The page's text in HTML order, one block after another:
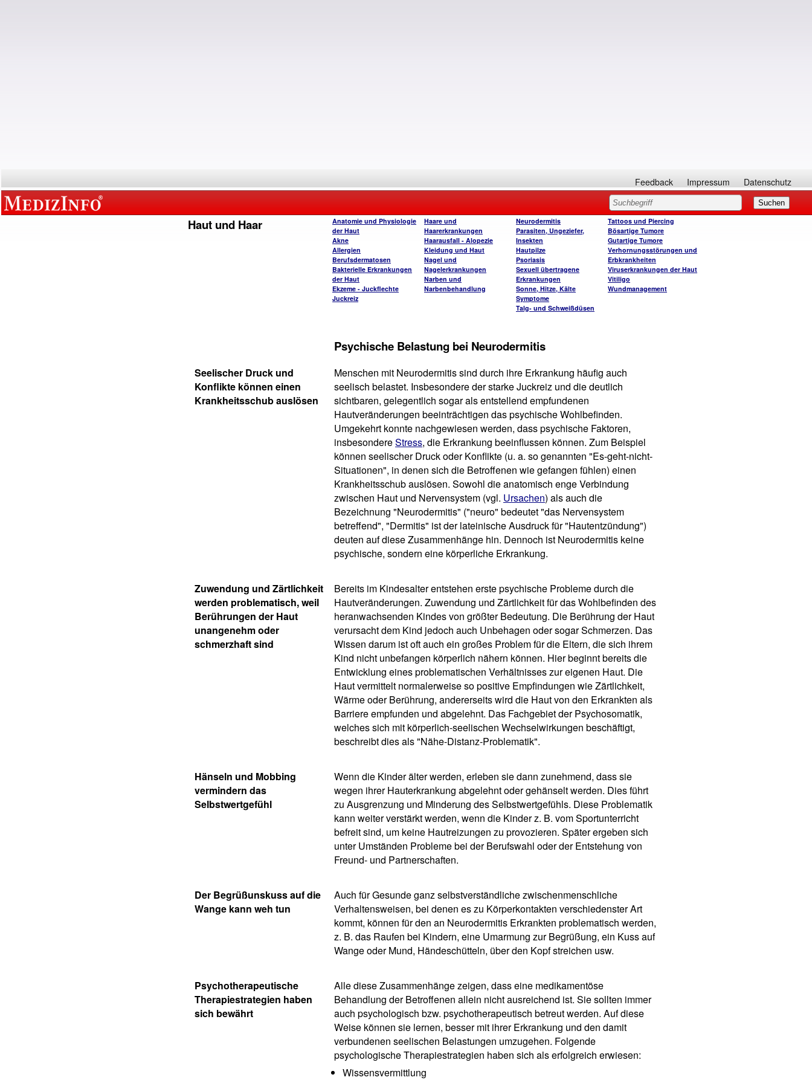
Feedback Impressum Datenschutz
Haut und Haar
Anatomie und Physiologie
der Haut
Akne
Allergien
Berufsdermatosen
Bakterielle Erkrankungen
der Haut
Ekzeme - Juckflechte
Juckreiz
Haare und
Haarerkrankungen
Haarausfall - Alopezie
Kleidung und Haut
Nagel und
Nagelerkrankungen
Narben und
Narbenbehandlung
Neurodermitis
Parasiten, Ungeziefer,
Insekten
Hautpilze
Psoriasis
Sexuell übertragene
Erkrankungen
Sonne, Hitze, Kälte
Symptome
Talg- und Schweißdüsen
Tattoos und Piercing
Bösartige Tumore
Gutartige Tumore
Verhornungsstörungen und
Erbkrankheiten
Viruserkrankungen der Haut
Vitiligo
Wundmanagement
Psychische Belastung bei Neurodermitis
Seelischer Druck und
Konflikte können einen
Krankheitsschub auslösen
Menschen mit Neurodermitis sind durch ihre Erkrankung häufig auch
seelisch belastet. Insbesondere der starke Juckreiz und die deutlich
sichtbaren, gelegentlich sogar als entstellend empfundenen
Hautveränderungen beeinträchtigen das psychische Wohlbefinden.
Umgekehrt konnte nachgewiesen werden, dass psychische Faktoren,
insbesondereStress, die Erkrankung beeinflussen können. Zum Beispiel
können seelischer Druck oder Konflikte (u. a. so genannten "Es-geht-nicht-
Situationen", in denen sich die Betroffenen wie gefangen fühlen) einen
Krankheitsschub auslösen. Sowohl die anatomisch enge Verbindung
zwischen Haut und Nervensystem (vgl. Ursachen) als auch die
Bezeichnung "Neurodermitis" ("neuro" bedeutet "das Nervensystem
betreffend", "Dermitis" ist der lateinische Ausdruck für "Hautentzündung")
deuten auf diese Zusammenhänge hin. Dennoch ist Neurodermitis keine
psychische, sondern eine körperliche Erkrankung.
Zuwendung und Zärtlichkeit
werden problematisch, weil
Berührungen der Haut
unangenehm oder
schmerzhaft sind
Bereits im Kindesalter entstehen erste psychische Probleme durch die
Hautveränderungen. Zuwendung und Zärtlichkeit für das Wohlbefinden des
heranwachsenden Kindes von größter Bedeutung. Die Berührung der Haut
verursacht dem Kind jedoch auch Unbehagen oder sogar Schmerzen. Das
Wissen darum ist oft auch ein großes Problem für die Eltern, die sich ihrem
Kind nicht unbefangen körperlich nähern können. Hier beginnt bereits die
Entwicklung eines problematischen Verhältnisses zur eigenen Haut. Die
Haut vermittelt normalerweise so positive Empfindungen wie Zärtlichkeit,
Wärme oder Berührung, andererseits wird die Haut von den Erkrankten als
Barriere empfunden und abgelehnt. Das Fachgebiet der Psychosomatik,
welches sich mit körperlich-seelischen Wechselwirkungen beschäftigt,
beschreibt dies als "Nähe-Distanz-Problematik".
Hänseln und Mobbing
vermindern das
Selbstwertgefühl
Wenn die Kinder älter werden, erleben sie dann zunehmend, dass sie
wegen ihrer Hauterkrankung abgelehnt oder gehänselt werden. Dies führt
zu Ausgrenzung und Minderung des Selbstwertgefühls. Diese Problematik
kann weiter verstärkt werden, wenn die Kinder z. B. vom Sportunterricht
befreit sind, um keine Hautreizungen zu provozieren. Später ergeben sich
unter Umständen Probleme bei der Berufswahl oder der Entstehung von
Freund- und Partnerschaften.
Der Begrüßunskuss auf die
Wange kann weh tun
Auch für Gesunde ganz selbstverständliche zwischenmenschliche
Verhaltensweisen, bei denen es zu Körperkontakten verschiedenster Art
kommt, können für den an Neurodermitis Erkrankten problematisch werden,
z. B. das Raufen bei Kindern, eine Umarmung zur Begrüßung, ein Kuss auf
Wange oder Mund, Händeschütteln, über den Kopf streichen usw.
Psychotherapeutische
Therapiestrategien haben
sich bewährt
Alle diese Zusammenhänge zeigen, dass eine medikamentöse
Behandlung der Betroffenen allein nicht ausreichend ist. Sie sollten immer
auch psychologisch bzw. psychotherapeutisch betreut werden. Auf diese
Weise können sie lernen, besser mit ihrer Erkrankung und den damit
verbundenen seelischen Belastungen umzugehen. Folgende
psychologische Therapiestrategien haben sich als erfolgreich erwiesen:
Wissensvermittlung